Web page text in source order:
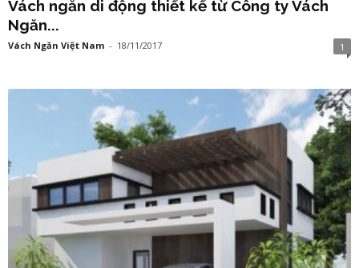
Vách ngăn di động thiết kế từ Công ty Vách
Ngăn...
Vách Ngăn Việt Nam - 18/11/2017 1